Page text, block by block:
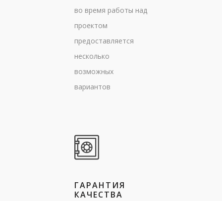
во время работы над
проектом
предоставляется
несколько
возможных
вариантов
ГАРАНТИЯ
КАЧЕСТВА